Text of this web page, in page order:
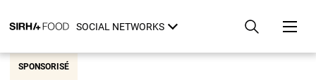
to
content
SOCIAL NETWORKS
SPONSORISÉ